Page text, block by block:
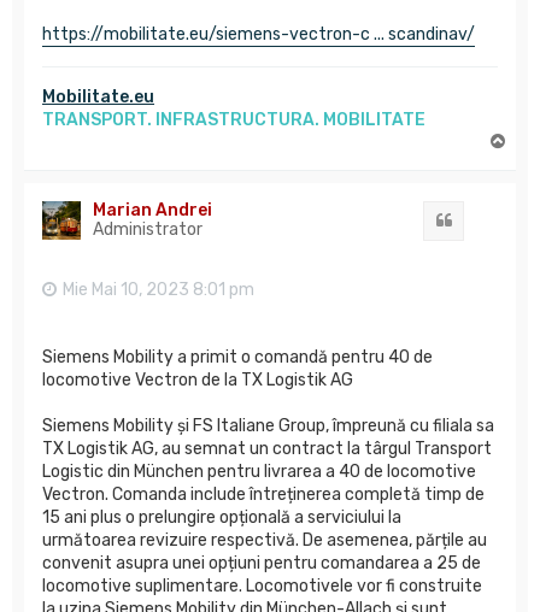
https://mobilitate.eu/siemens-vectron-c ... scandinav/
Mobilitate.eu
TRANSPORT. INFRASTRUCTURA. MOBILITATE
Marian Andrei
Administrator
Mie Mai 10, 2023 8:01 pm
Siemens Mobility a primit o comandă pentru 40 de
locomotive Vectron de la TX Logistik AG
Siemens Mobility și FS Italiane Group, împreună cu filiala sa
TX Logistik AG, au semnat un contract la târgul Transport
Logistic din München pentru livrarea a 40 de locomotive
Vectron. Comanda include întreținerea completă timp de
15 ani plus o prelungire opțională a serviciului la
următoarea revizuire respectivă. De asemenea, părțile au
convenit asupra unei opțiuni pentru comandarea a 25 de
locomotive suplimentare. Locomotivele vor fi construite